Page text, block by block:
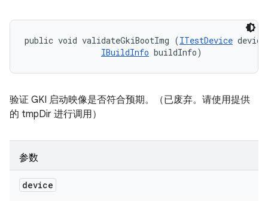
public void validateGkiBootImg (ITestDevice
IBuildInfo buildInfo)
验证 GKI 启动映像是否符合预期。（已废弃。请使用提供
的 tmpDir 进行调用）
参数
device